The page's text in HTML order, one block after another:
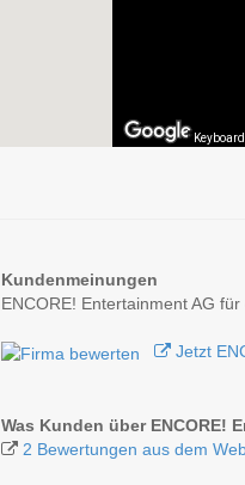
Kundenmeinungen
ENCORE! Entertainment AG
Jetzt
Was Kunden über ENCORE!
2 Bewertungen aus dem